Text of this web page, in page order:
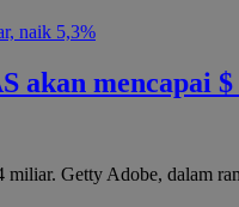
akan mencapai
Getty Adobe, dalam